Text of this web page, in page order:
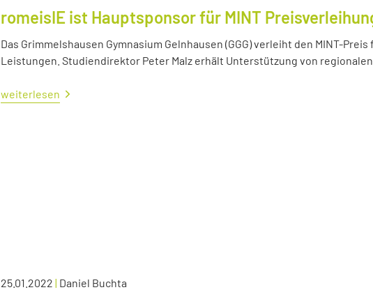
romeisIE ist Hauptsponsor für MINT
Das Grimmelshausen Gymnasium Gelnhausen (GGG) verleiht den MINT-
Leistungen. Studiendirektor Peter Malz erhält Unterstützung von
weiterlesen
25.01.2022 | Daniel Buchta